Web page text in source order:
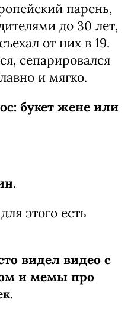
парень,
до 30 лет,
от них в 19.
сепарировался
и мягко.
букет жене или
этого есть
видел видео с
и мемы про